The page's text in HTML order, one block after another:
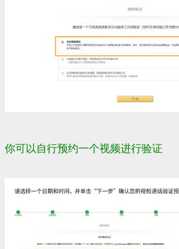
你可以自行预约一个视频进行验证